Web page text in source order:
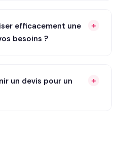
efficacement une
besoins ?
un devis pour un